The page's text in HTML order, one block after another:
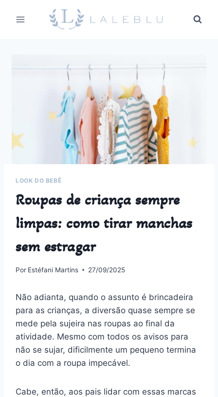
para
LOOK DO BEBÊ
Roupas de criança sempre
limpas: como tirar manchas
sem estragar
Por Estéfani Martins 27/09/2025
Não adianta, quando o assunto é brincadeira
para as crianças, a diversão quase sempre se
mede pela sujeira nas roupas ao final da
atividade. Mesmo com todos os avisos para
não se sujar, dificilmente um pequeno termina
o dia com a roupa impecável.
Cabe, então, aos pais lidar com essas marcas